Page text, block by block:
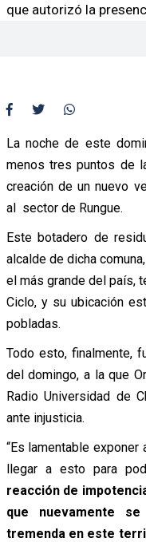
que autorizó la
La noche de este
menos tres puntos de
creación de un nuevo
al sector de Rungue.
Este botadero de
alcalde de dicha
el más grande del país,
Ciclo, y su ubicación
pobladas.
Todo esto, finalmente,
del domingo, a la que
Radio Universidad de
ante injusticia.
“Es lamentable
llegar a esto para
reacción de
que nuevamente
tremenda en este